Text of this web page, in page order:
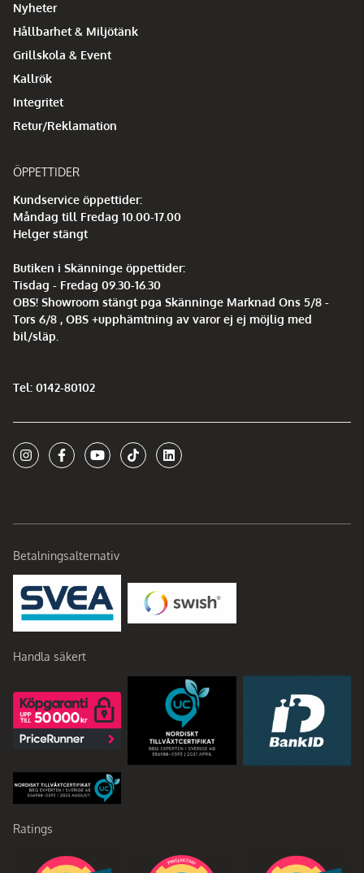
Nyheter
Hållbarhet & Miljötänk
Grillskola & Event
Kallrök
Integritet
Retur/Reklamation
ÖPPETTIDER
Kundservice öppettider:
Måndag till Fredag 10.00-17.00
Helger stängt
Butiken i Skänninge öppettider:
Tisdag - Fredag 09.30-16.30
OBS! Showroom stängt pga Skänninge Marknad Ons 5/8 -
Tors 6/8 , OBS +upphämtning av varor ej ej möjlig med
bil/släp.
Tel: 0142-80102
Betalningsalternativ
Handla säkert
Ratings